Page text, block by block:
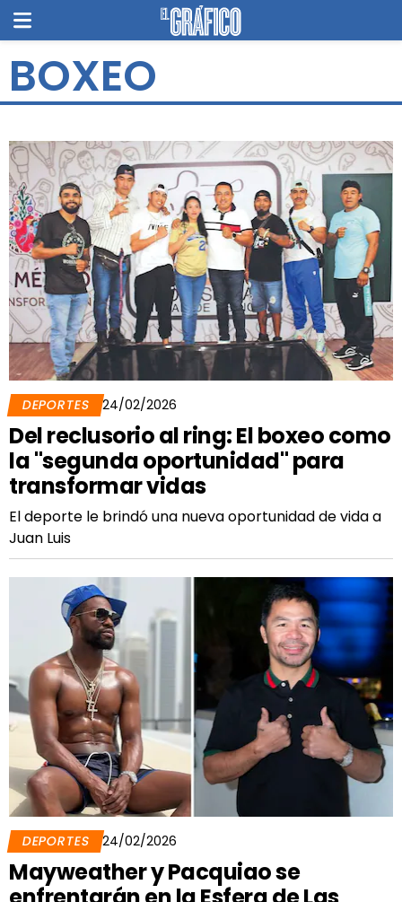
BOXEO
DEPORTES 24/02/2026
Del reclusorio al ring: El boxeo como
la "segunda oportunidad" para
transformar vidas
El deporte le brindó una nueva oportunidad de vida a
Juan Luis
DEPORTES 24/02/2026
Mayweather y Pacquiao se